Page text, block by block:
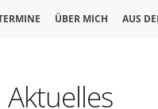
ÜBER MICH AUS
Aktuelles